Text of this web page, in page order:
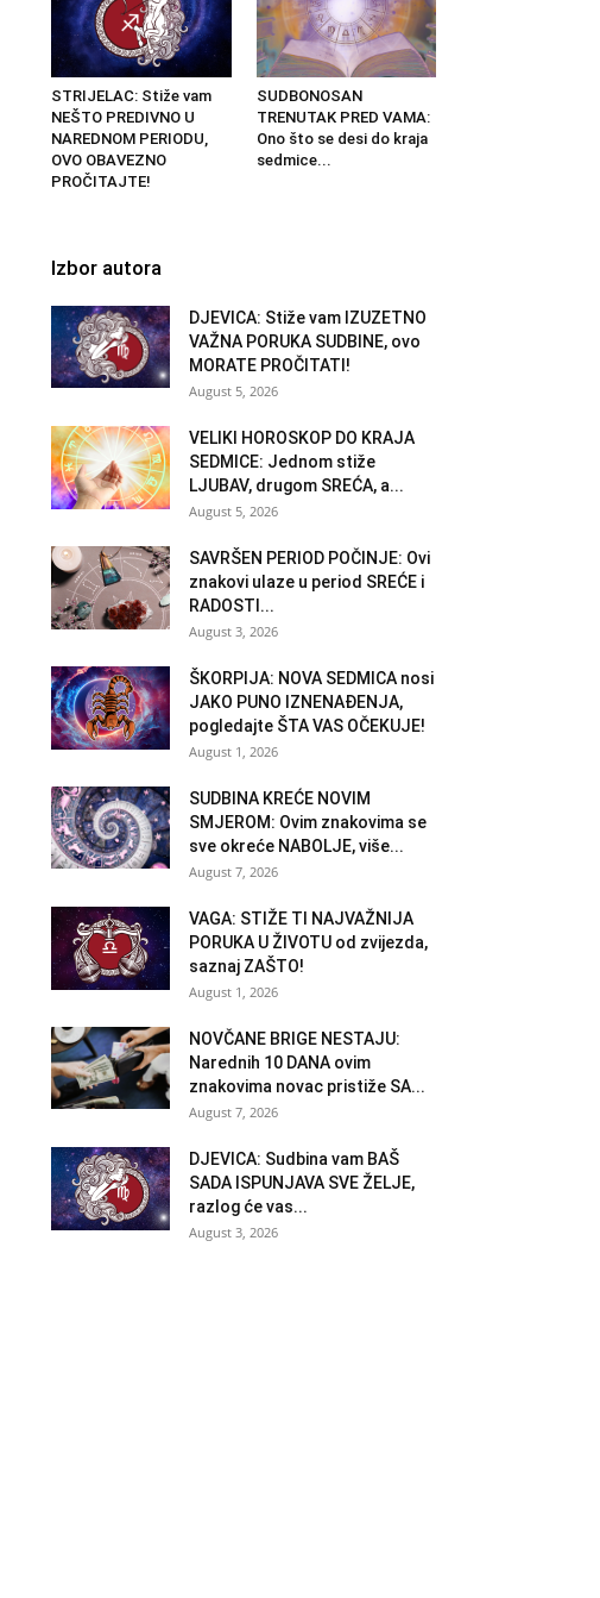
STRIJELAC: Stiže vam
NEŠTO PREDIVNO U
NAREDNOM PERIODU,
OVO OBAVEZNO
PROČITAJTE!
SUDBONOSAN
TRENUTAK PRED VAMA:
Ono što se desi do kraja
sedmice...
Izbor autora
DJEVICA: Stiže vam IZUZETNO
VAŽNA PORUKA SUDBINE, ovo
MORATE PROČITATI!
August 5, 2026
VELIKI HOROSKOP DO KRAJA
SEDMICE: Jednom stiže
LJUBAV, drugom SREĆA, a...
August 5, 2026
SAVRŠEN PERIOD POČINJE: Ovi
znakovi ulaze u period SREĆE i
RADOSTI...
August 3, 2026
ŠKORPIJA: NOVA SEDMICA nosi
JAKO PUNO IZNENAĐENJA,
pogledajte ŠTA VAS OČEKUJE!
August 1, 2026
SUDBINA KREĆE NOVIM
SMJEROM: Ovim znakovima se
sve okreće NABOLJE, više...
August 7, 2026
VAGA: STIŽE TI NAJVAŽNIJA
PORUKA U ŽIVOTU od zvijezda,
saznaj ZAŠTO!
August 1, 2026
NOVČANE BRIGE NESTAJU:
Narednih 10 DANA ovim
znakovima novac pristiže SA...
August 7, 2026
DJEVICA: Sudbina vam BAŠ
SADA ISPUNJAVA SVE ŽELJE,
razlog će vas...
August 3, 2026